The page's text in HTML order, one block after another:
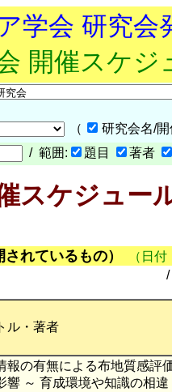
学会 研究会
開催スケジ
（
研究会名/
/ 範囲: 題目 著者
スケジュー
れているもの）
（日付
/
ル・著者
報の有無による布地質感評
響 ～ 育成環境や知識の相違